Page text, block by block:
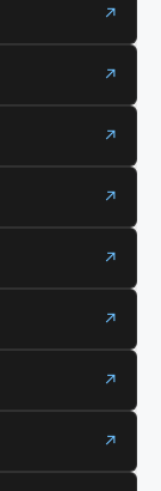
↗
↗
↗
↗
↗
↗
↗
↗